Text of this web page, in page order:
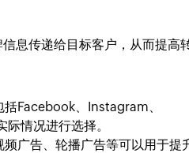
息传递给目标客户，从而提高
括Facebook、Instagram、
情况进行选择。
广告、轮播广告等可以用于提